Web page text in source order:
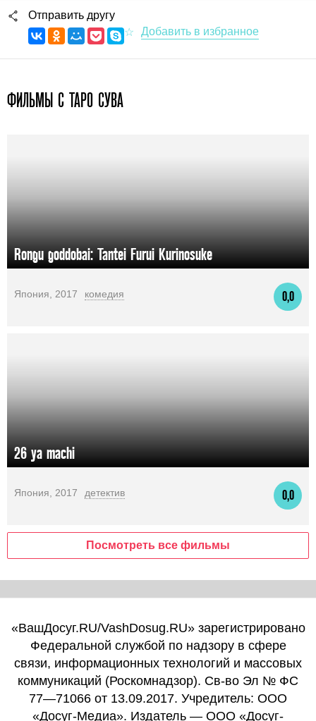
Отправить другу
ФИЛЬМЫ С ТАРО СУВА
Rongu goddobai: Tantei Furui Kurinosuke
0,0
Япония, 2017 комедия
26 ya machi
0,0
Япония, 2017 детектив
Посмотреть все фильмы
«ВашДосуг.RU/VashDosug.RU» зарегистрировано
Федеральной службой по надзору в сфере
связи, информационных технологий и массовых
коммуникаций (Роскомнадзор). Св-во Эл № ФС
77—71066 от 13.09.2017. Учредитель: ООО
«Досуг-Медиа». Издатель — ООО «Досуг-